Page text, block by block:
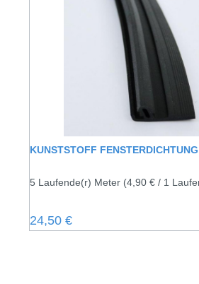
KUNSTSTOFF FENSTERDICHTUNG
5 Laufende(r) Meter (4,90 € / 1
Regulärer Preis:
24,50 €